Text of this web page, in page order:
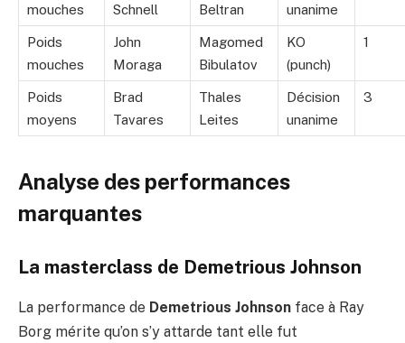
mouches
Schnell
Beltran
unanime
Poids
mouches
John
Moraga
Magomed
Bibulatov
KO
(punch)
1
Poids
moyens
Brad
Tavares
Thales
Leites
Décision
unanime
3
Analyse des performances
marquantes
La masterclass de Demetrious Johnson
La performance de Demetrious Johnson face à Ray
Borg mérite qu’on s’y attarde tant elle fut